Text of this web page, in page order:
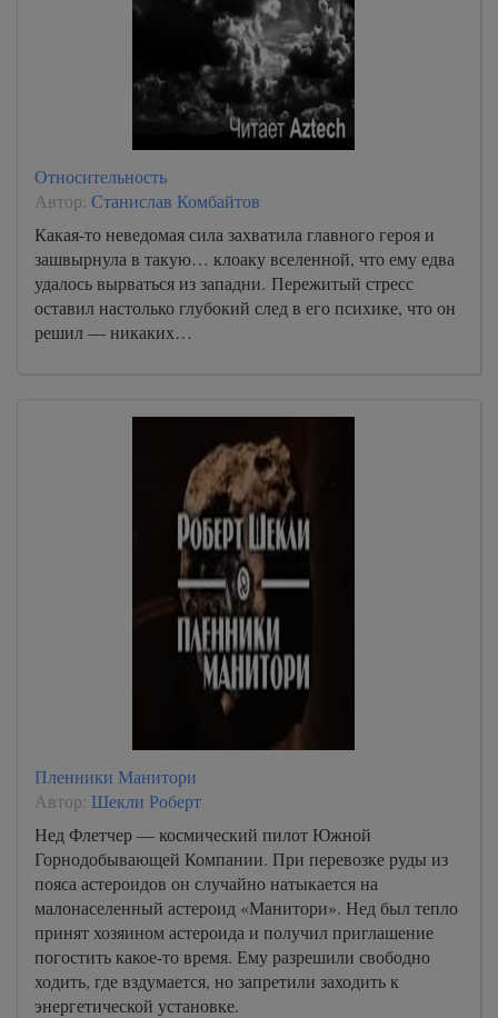
Относительность
Автор: Станислав Комбайтов
Какая-то неведомая сила захватила главного героя и
зашвырнула в такую… клоаку вселенной, что ему едва
удалось вырваться из западни. Пережитый стресс
оставил настолько глубокий след в его психике, что он
решил — никаких…
Пленники Манитори
Автор: Шекли Роберт
Нед Флетчер — космический пилот Южной
Горнодобывающей Компании. При перевозке руды из
пояса астероидов он случайно натыкается на
малонаселенный астероид «Манитори». Нед был тепло
принят хозяином астероида и получил приглашение
погостить какое-то время. Ему разрешили свободно
ходить, где вздумается, но запретили заходить к
энергетической установке.